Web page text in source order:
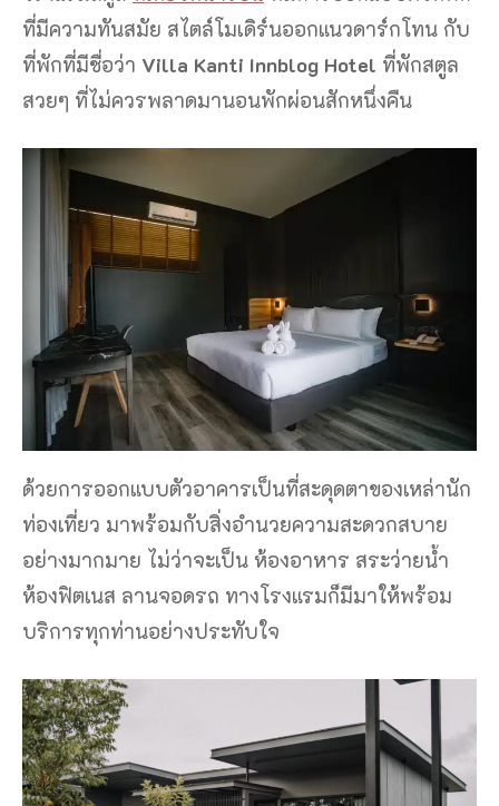
ที่มีความทันสมัย สไตล์โมเดิร์นออกแนวดาร์กโทน กับ
ที่พักที่มีชื่อว่า Villa Kanti Innblog Hotel ที่พักสตูล
สวยๆ ที่ไม่ควรพลาดมานอนพักผ่อนสักหนึ่งคืน
ด้วยการออกแบบตัวอาคารเป็นที่สะดุดตาของเหล่านัก
ท่องเที่ยว มาพร้อมกับสิ่งอำนวยความสะดวกสบาย
อย่างมากมาย ไม่ว่าจะเป็น ห้องอาหาร สระว่ายน้ำ
ห้องฟิตเนส ลานจอดรถ ทางโรงแรมก็มีมาให้พร้อม
บริการทุกท่านอย่างประทับใจ